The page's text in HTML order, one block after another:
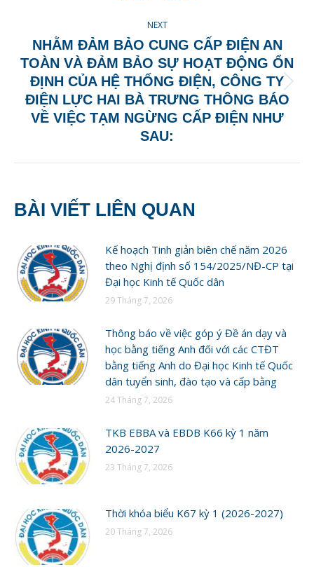
NEXT
Next
post:
NHẰM ĐẢM BẢO CUNG CẤP ĐIỆN AN
TOÀN VÀ ĐẢM BẢO SỰ HOẠT ĐỘNG ỔN
ĐỊNH CỦA HỆ THỐNG ĐIỆN, CÔNG TY
ĐIỆN LỰC HAI BÀ TRƯNG THÔNG BÁO
VỀ VIỆC TẠM NGỪNG CẤP ĐIỆN NHƯ
SAU:
BÀI VIẾT LIÊN QUAN
Kế hoạch Tinh giản biên chế năm 2026
theo Nghị định số 154/2025/NĐ-CP tại
Đại học Kinh tế Quốc dân
29 Tháng 7, 2026
Thông báo về việc góp ý Đề án dạy và
học bằng tiếng Anh đối với các CTĐT
bằng tiếng Anh do Đại học Kinh tế Quốc
dân tuyển sinh, đào tạo và cấp bằng
24 Tháng 7, 2026
TKB EBBA và EBDB K66 kỳ 1 năm
2026-2027
23 Tháng 7, 2026
Thời khóa biểu K67 kỳ 1 (2026-2027)
20 Tháng 7, 2026